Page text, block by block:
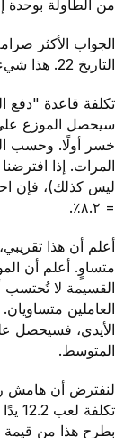
من الطاولة بوحدة
الجواب الأكثر
التاريخ 22. هذا شيء لا أعرفه بالضبط، ولكن يمكنني تقديره.
المرات. إذا
= ٨.٢٪.
متساوٍ. أعلم أن
القسيمة لا تُحتسب
المتوسط.